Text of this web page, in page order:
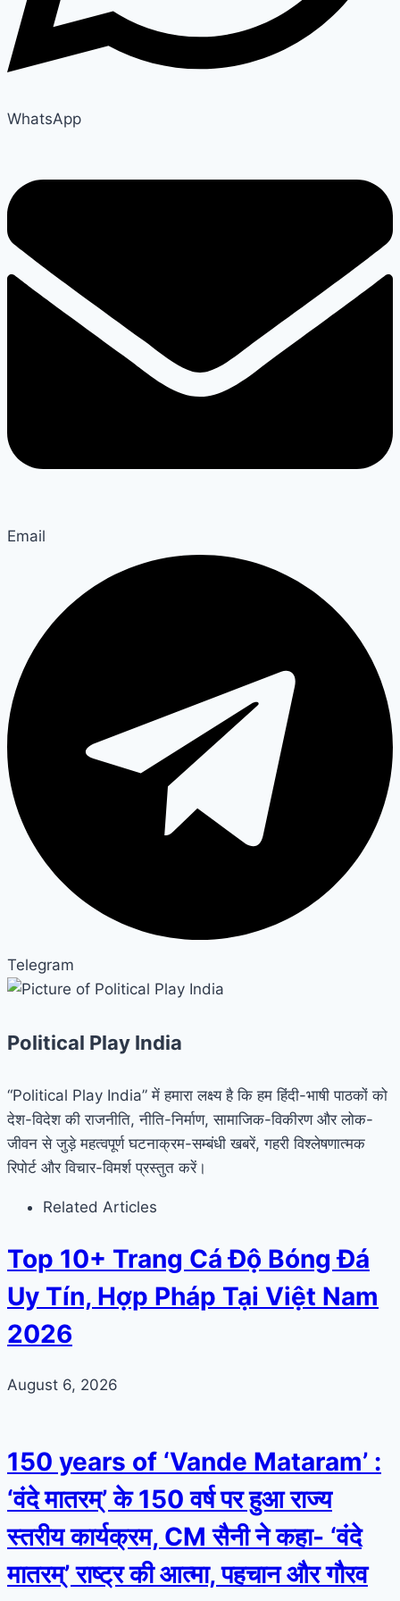
WhatsApp
Email
Telegram
Political Play India
“Political Play India” में हमारा लक्ष्य है कि हम हिंदी-भाषी पाठकों को
देश-विदेश की राजनीति, नीति-निर्माण, सामाजिक-विकीरण और लोक-
जीवन से जुड़े महत्वपूर्ण घटनाक्रम-सम्बंधी खबरें, गहरी विश्लेषणात्मक
रिपोर्ट और विचार-विमर्श प्रस्तुत करें।
Related Articles
Top 10+ Trang Cá Độ Bóng Đá
Uy Tín, Hợp Pháp Tại Việt Nam
2026
August 6, 2026
150 years of ‘Vande Mataram’ :
‘वंदे मातरम्’ के 150 वर्ष पर हुआ राज्य
स्तरीय कार्यक्रम, CM सैनी ने कहा- ‘वंदे
मातरम्’ राष्ट्र की आत्मा, पहचान और गौरव